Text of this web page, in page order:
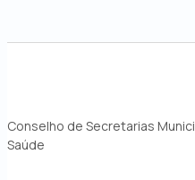
Conselho de Secretarias
Saúde